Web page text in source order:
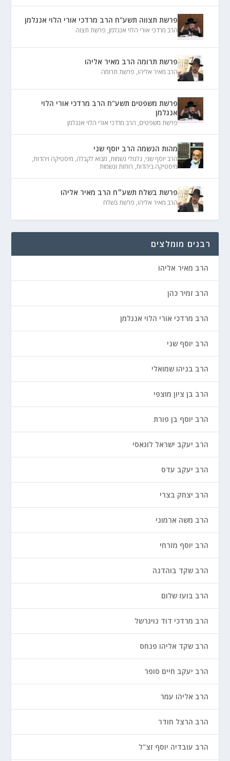
פרשת תצווה תשע"ח הרב מרדכי אורי הלוי אנגלמן
הרב מרדכי אורי הלוי אנגלמן, פרשת תצוה
פרשת תרומה הרב מאיר אליהו
הרב מאיר אליהו, פרשת תרומה
פרשת משפטים תשע"ח הרב מרדכי אורי הלוי
אנגלמן
פרשת משפטים, הרב מרדכי אורי הלוי אנגלמן
מהות הנשמה הרב יוסף שני
הרב יוסף שני, גלגולי נשמות, מבוא לקבלה, מיסטיקה ויהדות,
מיסטיקה ביהדות, רוחות ונשמות
פרשת בשלח תשע״ח הרב מאיר אליהו
הרב מאיר אליהו, פרשת בשלח
רבנים מומלצים
הרב מאיר אליהו
הרב זמיר כהן
הרב מרדכי אורי הלוי אנגלמן
הרב יוסף שני
הרב בניהו שמואלי
הרב בן ציון מוצפי
הרב יוסף בן פורת
הרב יעקב ישראל לוגאסי
הרב יעקב עדס
הרב יצחק בצרי
הרב משה ארמוני
הרב יוסף מזרחי
הרב שקד בוהדנה
הרב בועז שלום
הרב מרדכי דוד נויגרשל
הרב שקד אליהו פנחס
הרב יעקב חיים סופר
הרב אליהו עמר
הרב הרצל חודר
הרב עובדיה יוסף זצ"ל